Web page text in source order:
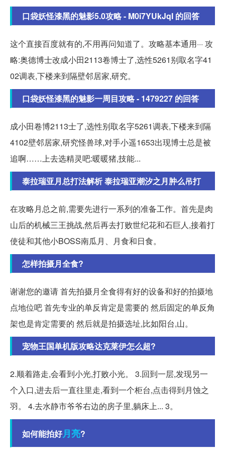
口袋妖怪漆黑的魅影5.0攻略 - M0i7YUkJqI 的回答
这个直接百度就有的,不用再问知道了。攻略基本通用··· 攻
略:奥德博士改成小田2113卷博士了,选性5261别取名字41
02调表,下楼来到隔壁邻居家,研究。
口袋妖怪漆黑的魅影一周目攻略 - 1479227 的回答
成小田卷博2113士了,选性别取名字5261调表,下楼来到隔
4102壁邻居家,研究怪兽球,对手小遥1653出现博士总是被
追啊……上去选精灵吧:暖暖猪,技能...
泰拉瑞亚月总打法解析 泰拉瑞亚潮汐之月肿么吊打
在攻略月总之前,需要先进行一系列的准备工作。首先是肉
山后的机械三王挑战,然后再去打败世纪花和石巨人,接着打
使徒和其他小BOSS南瓜月、月食和日食。
怎样拍摄月全食?
谢谢您的邀请 首先拍摄月全食得有好的设备和好的拍摄地
点地位吧 首先专业的单反肯定是需要的 然后固定的单反角
架也是肯定需要的 然后就是拍摄选址,比如阳台,山。
宠物王国单机版攻略达克莱伊怎么超?
2.顺着路走,会看到小光,打败小光。 3.回到一层,发现另一
个入口,进去后一直往里走,看到一个柜台,点击得到月蚀之
羽。 4.去水静市爷爷右边的房子里,躺床上... 3。
如何能拍好月亮?